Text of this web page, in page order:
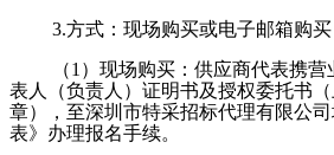
3.方式：现场购买或电子邮箱购买
（1）现场购买：供应商代表携
表人（负责人）证明书及授权委托书
章），至深圳市特采招标代理有限公
表》办理报名手续。